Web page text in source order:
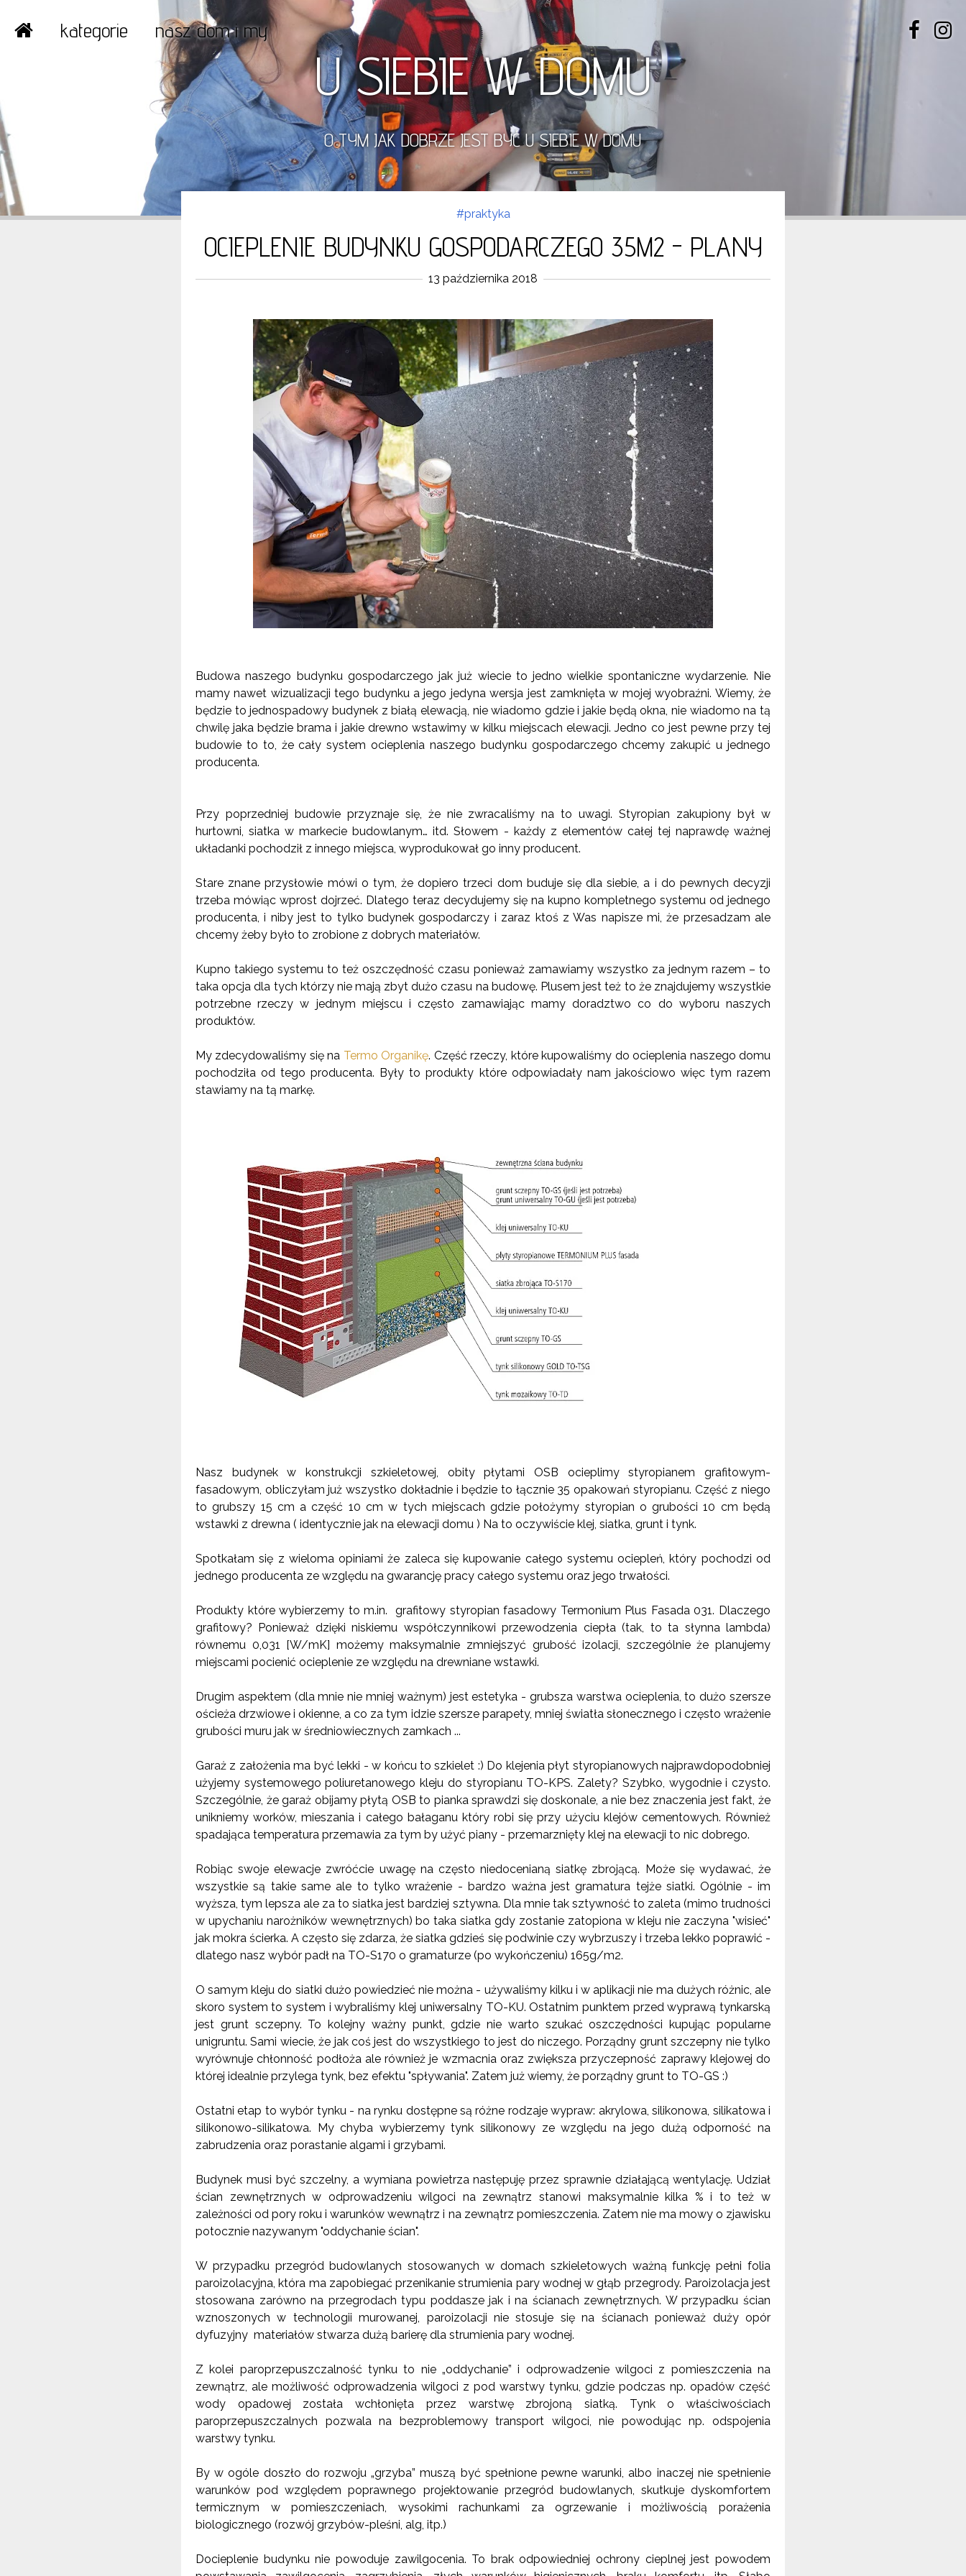
U SIEBIE W DOMU
O TYM JAK DOBRZE JEST BYĆ U SIEBIE W DOMU
kategorie nasz dom i my
#praktyka
OCIEPLENIE BUDYNKU GOSPODARCZEGO 35M2 - PLANY
13 października 2018
Budowa naszego budynku gospodarczego jak już wiecie to jedno wielkie spontaniczne wydarzenie. Nie
mamy nawet wizualizacji tego budynku a jego jedyna wersja jest zamknięta w mojej wyobraźni. Wiemy, że
będzie to jednospadowy budynek z białą elewacją, nie wiadomo gdzie i jakie będą okna, nie wiadomo na tą
chwilę jaka będzie brama i jakie drewno wstawimy w kilku miejscach elewacji. Jedno co jest pewne przy tej
budowie to to, że cały system ocieplenia naszego budynku gospodarczego chcemy zakupić u jednego
producenta.
Przy poprzedniej budowie przyznaje się, że nie zwracaliśmy na to uwagi. Styropian zakupiony był w
hurtowni, siatka w markecie budowlanym… itd. Słowem - każdy z elementów całej tej naprawdę ważnej
układanki pochodził z innego miejsca, wyprodukował go inny producent.
Stare znane przysłowie mówi o tym, że dopiero trzeci dom buduje się dla siebie, a i do pewnych decyzji
trzeba mówiąc wprost dojrzeć. Dlatego teraz decydujemy się na kupno kompletnego systemu od jednego
producenta, i niby jest to tylko budynek gospodarczy i zaraz ktoś z Was napisze mi, że przesadzam ale
chcemy żeby było to zrobione z dobrych materiałów.
Kupno takiego systemu to też oszczędność czasu ponieważ zamawiamy wszystko za jednym razem – to
taka opcja dla tych którzy nie mają zbyt dużo czasu na budowę. Plusem jest też to że znajdujemy wszystkie
potrzebne rzeczy w jednym miejscu i często zamawiając mamy doradztwo co do wyboru naszych
produktów.
My zdecydowaliśmy się na Termo Organikę. Część rzeczy, które kupowaliśmy do ocieplenia naszego domu
pochodziła od tego producenta. Były to produkty które odpowiadały nam jakościowo więc tym razem
stawiamy na tą markę.
Nasz budynek w konstrukcji szkieletowej, obity płytami OSB ocieplimy styropianem grafitowym-
fasadowym, obliczyłam już wszystko dokładnie i będzie to łącznie 35 opakowań styropianu. Część z niego
to grubszy 15 cm a część 10 cm w tych miejscach gdzie położymy styropian o grubości10 cm będą
wstawki z drewna ( identycznie jak na elewacji domu ) Na to oczywiście klej, siatka, grunt i tynk.
Spotkałam się z wieloma opiniami że zaleca się kupowanie całego systemu ociepleń, który pochodzi od
jednego producenta ze względu na gwarancję pracy całego systemu oraz jego trwałości.
Produkty które wybierzemy to m.in. grafitowy styropian fasadowy Termonium Plus Fasada 031. Dlaczego
grafitowy? Ponieważ dzięki niskiemu współczynnikowi przewodzenia ciepła (tak, to ta słynna lambda)
równemu 0,031 [W/mK] możemy maksymalnie zmniejszyć grubość izolacji, szczególnie że planujemy
miejscami pocienić ocieplenie ze względu na drewniane wstawki.
Drugim aspektem (dla mnie nie mniej ważnym) jest estetyka - grubsza warstwa ocieplenia, to dużo szersze
ościeża drzwiowe i okienne, a co za tym idzie szersze parapety, mniej światła słonecznego i często wrażenie
grubości muru jak w średniowiecznych zamkach ...
Garaż z założenia ma być lekki - w końcu to szkielet :) Do klejenia płyt styropianowych najprawdopodobniej
użyjemy systemowego poliuretanowego kleju do styropianu TO-KPS. Zalety? Szybko, wygodnie i czysto.
Szczególnie, że garaż obijamy płytą OSB to pianka sprawdzi się doskonale, a nie bez znaczenia jest fakt, że
unikniemy worków, mieszania i całego bałaganu który robi się przy użyciu klejów cementowych. Również
spadająca temperatura przemawia za tym by użyć piany - przemarznięty klej na elewacji to nic dobrego.
Robiąc swoje elewacje zwróćcie uwagę na często niedocenianą siatkę zbrojącą. Może się wydawać, że
wszystkie są takie same ale to tylko wrażenie - bardzo ważna jest gramatura tejże siatki. Ogólnie - im
wyższa, tym lepsza ale za to siatka jest bardziej sztywna. Dla mnie tak sztywność to zaleta (mimo trudności
w upychaniu narożników wewnętrznych) bo taka siatka gdy zostanie zatopiona w kleju nie zaczyna "wisieć"
jak mokra ścierka. A często się zdarza, że siatka gdzieś się podwinie czy wybrzuszy i trzeba lekko poprawić -
dlatego nasz wybór padł na TO-S170 o gramaturze (po wykończeniu) 165g/m2.
O samym kleju do siatki dużo powiedzieć nie można - używaliśmy kilku i w aplikacji nie ma dużych różnic, ale
skoro system to system i wybraliśmy klej uniwersalny TO-KU. Ostatnim punktem przed wyprawą tynkarską
jest grunt sczepny. To kolejny ważny punkt, gdzie nie warto szukać oszczędności kupując popularne
unigruntu. Sami wiecie, że jak coś jest do wszystkiego to jest do niczego. Porządny grunt szczepny nie tylko
wyrównuje chłonność podłoża ale również je wzmacnia oraz zwiększa przyczepność zaprawy klejowej do
której idealnie przylega tynk, bez efektu "spływania". Zatem już wiemy, że porządny grunt to TO-GS :)
Ostatni etap to wybór tynku - na rynku dostępne są różne rodzaje wypraw: akrylowa, silikonowa, silikatowa i
silikonowo-silikatowa. My chyba wybierzemy tynk silikonowy ze względu na jego dużą odporność na
zabrudzenia oraz porastanie algami i grzybami.
Budynek musi być szczelny, a wymiana powietrza następuję przez sprawnie działającą wentylację. Udział
ścian zewnętrznych w odprowadzeniu wilgoci na zewnątrz stanowi maksymalnie kilka % i to też w
zależności od pory roku i warunków wewnątrz i na zewnątrz pomieszczenia. Zatem nie ma mowy o zjawisku
potocznie nazywanym "oddychanie ścian".
W przypadku przegród budowlanych stosowanych w domach szkieletowych ważną funkcję pełni folia
paroizolacyjna, która ma zapobiegać przenikanie strumienia pary wodnej w głąb przegrody. Paroizolacja jest
stosowana zarówno na przegrodach typu poddasze jak i na ścianach zewnętrznych. W przypadku ścian
wznoszonych w technologii murowanej, paroizolacji nie stosuje się na ścianach ponieważ duży opór
dyfuzyjny materiałów stwarza dużą barierę dla strumienia pary wodnej.
Z kolei paroprzepuszczalność tynku to nie „oddychanie” i odprowadzenie wilgoci z pomieszczenia na
zewnątrz, ale możliwość odprowadzenia wilgoci z pod warstwy tynku, gdzie podczas np. opadów część
wody opadowej została wchłonięta przez warstwę zbrojoną siatką. Tynk o właściwościach
paroprzepuszczalnych pozwala na bezproblemowy transport wilgoci, nie powodując np. odspojenia
warstwy tynku.
By w ogóle doszło do rozwoju „grzyba” muszą być spełnione pewne warunki, albo inaczej nie spełnienie
warunków pod względem poprawnego projektowanie przegród budowlanych, skutkuje dyskomfortem
termicznym w pomieszczeniach, wysokimi rachunkami za ogrzewanie i możliwością porażenia
biologicznego (rozwój grzybów-pleśni, alg, itp.)
Docieplenie budynku nie powoduje zawilgocenia. To brak odpowiedniej ochrony cieplnej jest powodem